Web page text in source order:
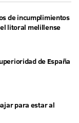
de incumplimientos
litoral melillense
de España
para estar al